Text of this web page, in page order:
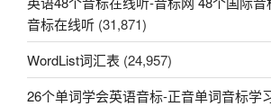
摩
擦
音”
音标在线听 (31,871)
WordList词汇表 (24,957)
26个单词学会英语音标-正音单词音标学